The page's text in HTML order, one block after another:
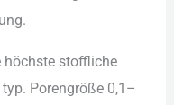
h‬öchste stoffliche
Porengröße 0,1–